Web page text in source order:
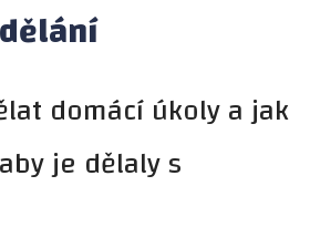
domácí úkoly a jak
je dělaly s